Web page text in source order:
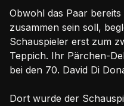
Obwohl das Paar
zusammen sein soll,
Schauspieler erst zum
Teppich. Ihr Pärchen-
bei den 70. David Di
Dort wurde der